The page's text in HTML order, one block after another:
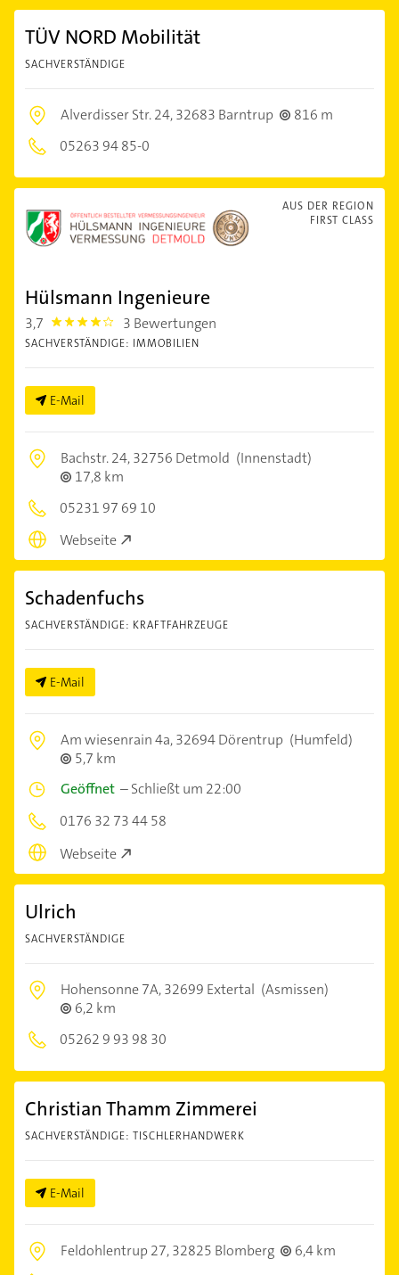
TÜV NORD Mobilität
SACHVERSTÄNDIGE
Alverdisser Str. 24,32683 Barntrup
816 m
05263 94 85-0
AUS DER REGION
FIRST CLASS
Hülsmann Ingenieure
3,7 3.7 3 Bewertungen
SACHVERSTÄNDIGE: IMMOBILIEN
E-Mail
Bachstr. 24,32756 Detmold (Innenstadt)
17,8 km
05231 97 69 10
Webseite
Schadenfuchs
SACHVERSTÄNDIGE: KRAFTFAHRZEUGE
E-Mail
Am wiesenrain 4a,32694 Dörentrup (Humfeld)
5,7 km
Geöffnet –Schließt um 22:00
0176 32 73 44 58
Webseite
Ulrich
SACHVERSTÄNDIGE
Hohensonne 7A,32699 Extertal (Asmissen)
6,2 km
05262 9 93 98 30
Christian Thamm Zimmerei
SACHVERSTÄNDIGE: TISCHLERHANDWERK
E-Mail
Feldohlentrup 27,32825 Blomberg
6,4 km